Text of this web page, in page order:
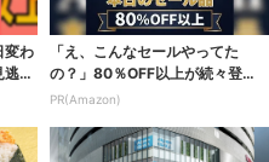
変わ
せ
「え、こんなセールやってた
の？」80％OFF以上が続々登
場！Amazonの本気が...
PR(Amazon)